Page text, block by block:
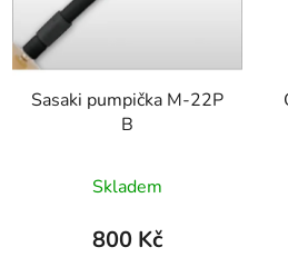
Sasaki pumpička M-22P
B
Skladem
800 Kč